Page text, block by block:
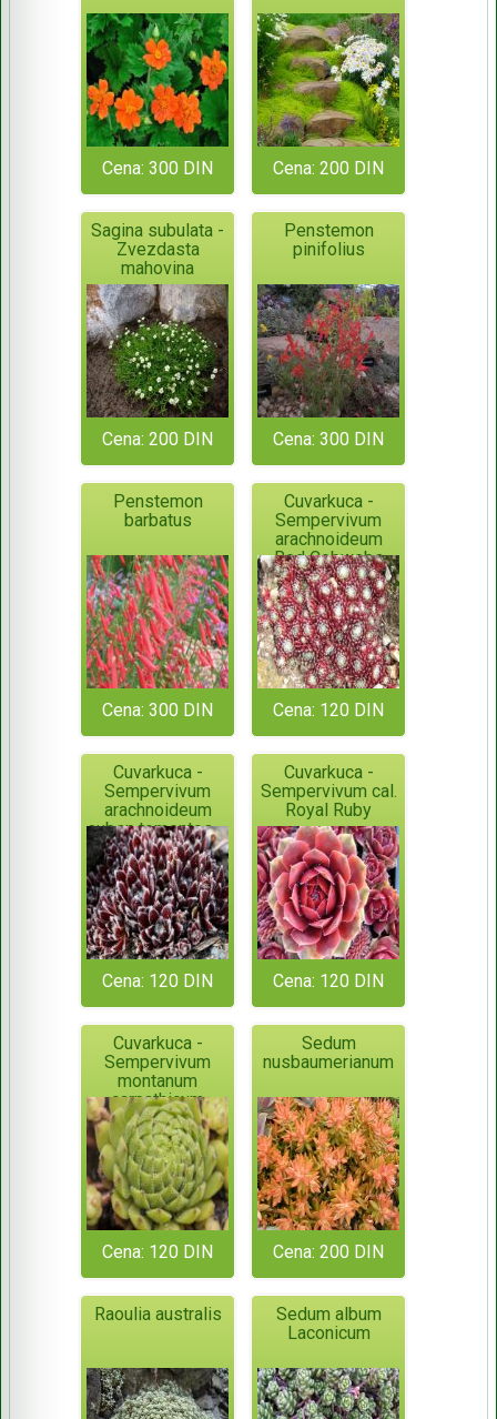
Cena: 300 DIN Cena: 200 DIN
Sagina subulata -
Zvezdasta
mahovina
Cena: 200 DIN
Penstemon
pinifolius
Cena: 300 DIN
Penstemon
barbatus
Cena: 300 DIN
Cuvarkuca -
Sempervivum
arachnoideum
Red Cobwebs
Cena: 120 DIN
Cuvarkuca -
Sempervivum
arachnoideum
subsp.tomentosum
Cena: 120 DIN
Cuvarkuca -
Sempervivum cal.
Royal Ruby
Cena: 120 DIN
Cuvarkuca -
Sempervivum
montanum
carpathicum
Cena: 120 DIN
Sedum
nusbaumerianum
Cena: 200 DIN
Raoulia australis
Sedum album
Laconicum